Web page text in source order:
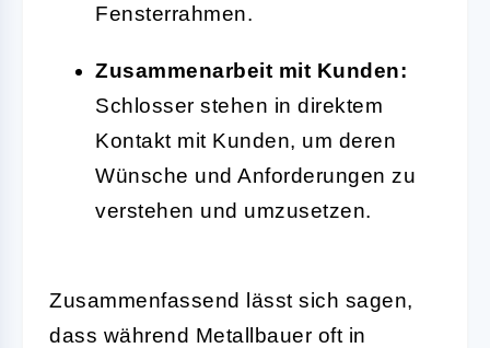
Fensterrahmen.
Zusammenarbeit mit Kunden:
Schlosser stehen in direktem
Kontakt mit Kunden, um deren
Wünsche und Anforderungen zu
verstehen und umzusetzen.
Zusammenfassend lässt sich sagen,
dass während Metallbauer oft in